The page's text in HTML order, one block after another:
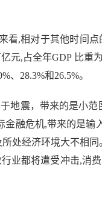
,相对于其他时间点
元,占全年GDP 比重
、28.3%和26.5%。
震，带来的是小范
融危机,带来的是
处经济环境大不相
业都将遭受冲击,消